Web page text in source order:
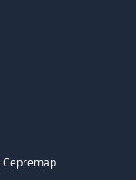
Cepremap